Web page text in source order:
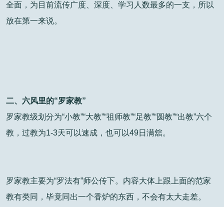
全面，为目前流传广度、深度、学习人数最多的一支，所以
放在第一来说。
二、六风里的“罗家教”
罗家教级划分为“小教”“大教”“祖师教”“足教”“圆教”“出教”六个
教，过教为1-3天可以速成，也可以49日满舘。
罗家教主要为“罗法有”师公传下。内容大体上跟上面的范家
教有类同，毕竟同出一个香炉的东西，不会有太大走差。